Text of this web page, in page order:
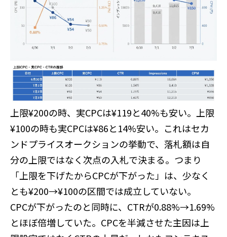
上限¥200の時、実CPCは¥119と40%も安い。上限
¥100の時も実CPCは¥86と14%安い。これはセカ
ンドプライスオークションの挙動で、落札額は自
分の上限ではなく次点の入札で決まる。つまり
「上限を下げたからCPCが下がった」は、少なく
とも¥200→¥100の区間では成立していない。
CPCが下がったのと同時に、CTRが0.88%→1.69%
とほぼ倍増していた。CPCを半減させた主因は上